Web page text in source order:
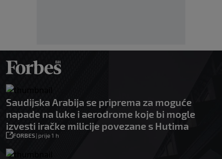
Saudijska Arabija se priprema za moguće
napade na luke i aerodrome koje bi mogle
izvesti iračke milicije povezane s Hutima
FORBES| prije 1 h